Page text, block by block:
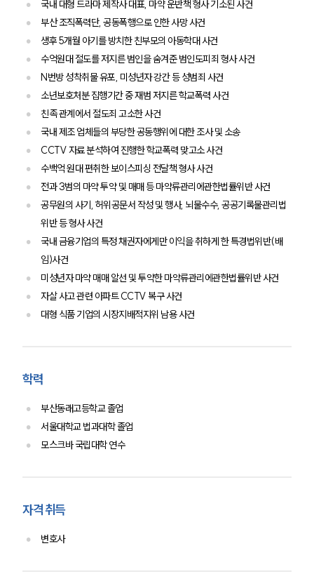
국내 대형 드라마 제작사 대표, 마약 운반책 형사 기소된 사건
부산 조직폭력단, 공동폭행으로 인한 사망 사건
생후 5개월 아기를 방치한 친부모의 아동학대 사건
수억원대 절도를 저지른 범인을 숨겨준 범인도피죄 형사 사건
N번방 성착취물 유포, 미성년자 강간 등 성범죄 사건
소년보호처분 집행기간 중 재범 저지른 학교폭력 사건
친족 관계에서 절도죄 고소한 사건
국내 제조 업체들의 부당한 공동행위에 대한 조사 및 소송
CCTV 자료 분석하여 진행한 학교폭력 맞고소 사건
수백억 원대 편취한 보이스피싱 전달책 형사 사건
전과 3범의 마약 투약 및 매매 등 마약류관리에관한법률위반 사건
공무원의 사기, 허위공문서 작성 및 행사, 뇌물수수, 공공기록물관리법
위반 등 형사 사건
국내 금융기업의 특정 채권자에게만 이익을 취하게 한 특경법위반(배
임)사건
미성년자 마약 매매 알선 및 투약한 마약류관리에관한법률위반 사건
자살 사고 관련 아파트 CCTV 복구 사건
대형 식품 기업의 시장지배적지위 남용 사건
학력
부산동래고등학교 졸업
서울대학교 법과대학 졸업
모스크바 국립대학 연수
자격 취득
변호사